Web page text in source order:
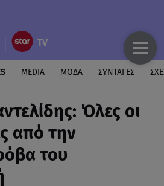
MEDIA ΜΟΔΑ ΣΥΝΤΑΓΕΣ
Όλες οι
από την
του